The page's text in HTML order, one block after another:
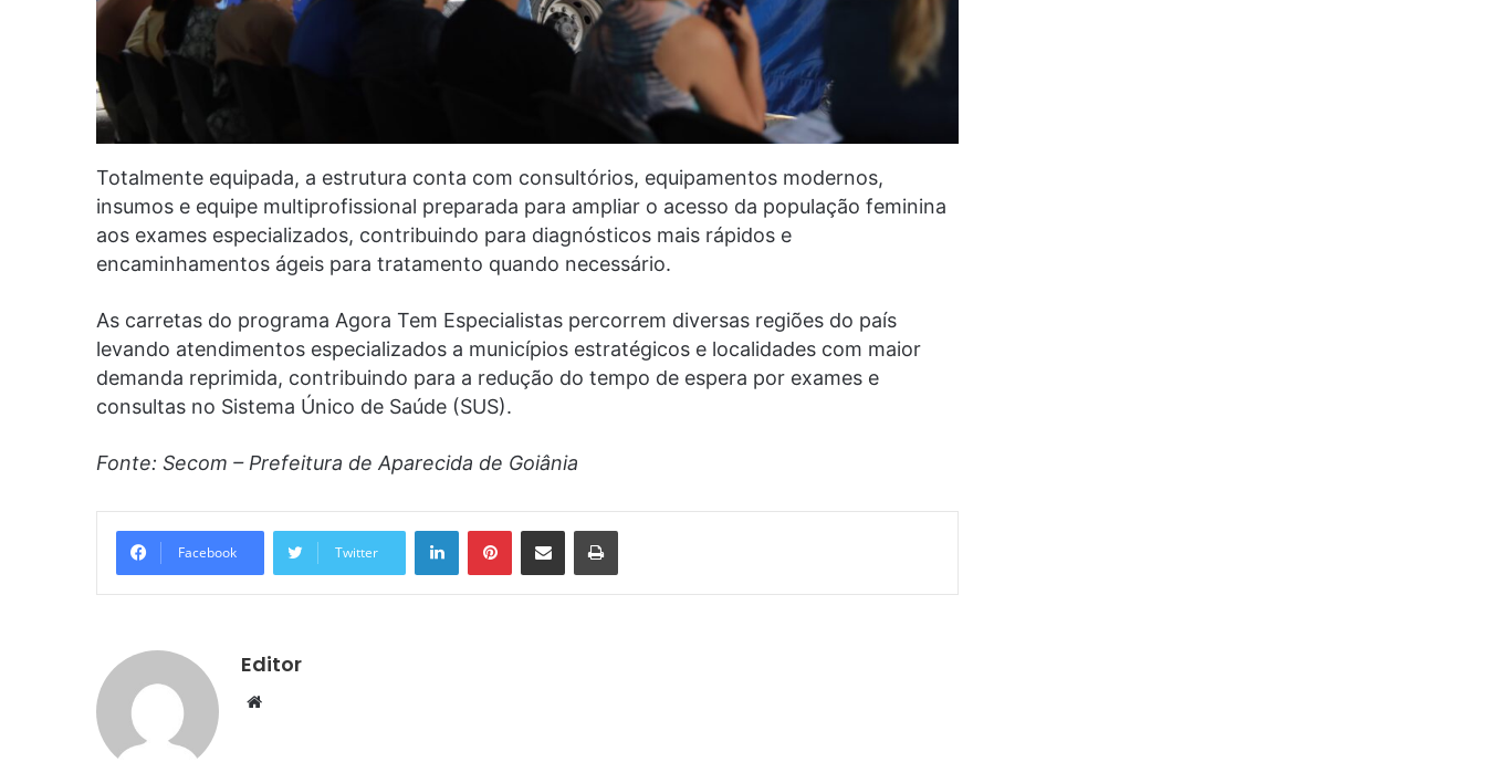
Totalmente equipada, a estrutura conta com consultórios, equipamentos modernos,
insumos e equipe multiprofissional preparada para ampliar o acesso da população feminina
aos exames especializados, contribuindo para diagnósticos mais rápidos e
encaminhamentos ágeis para tratamento quando necessário.
As carretas do programa Agora Tem Especialistas percorrem diversas regiões do país
levando atendimentos especializados a municípios estratégicos e localidades com maior
demanda reprimida, contribuindo para a redução do tempo de espera por exames e
consultas no Sistema Único de Saúde (SUS).
Fonte: Secom – Prefeitura de Aparecida de Goiânia
Facebook Twitter
LinkedinPinterestCompartilhar via e-mail Imprimir
Editor
Website